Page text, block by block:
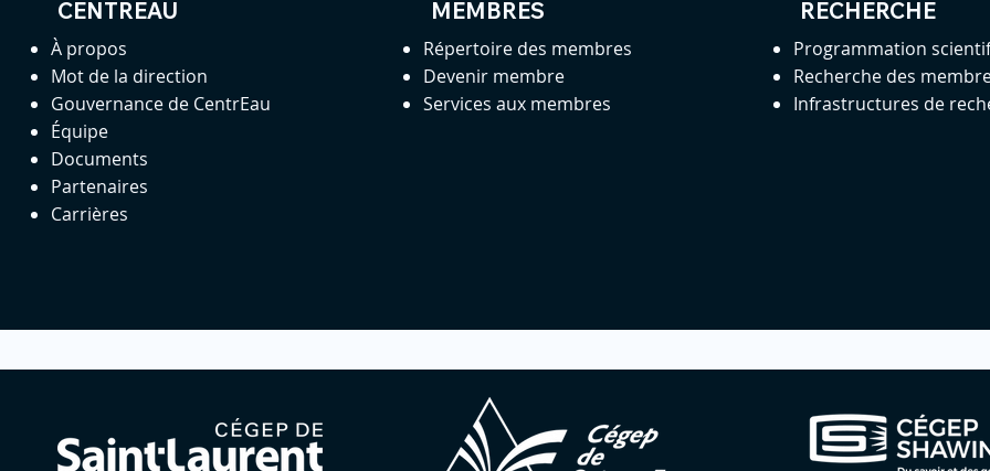
CENTREAU
À propos
Mot de la direction
Gouvernance de CentrEau
Équipe
Documents
Partenaires
Carrières
MEMBRES
Répertoire des membres
Devenir membre
Services aux membres
RECHERCHE
Programmation
Recherche des
Infrastructures de